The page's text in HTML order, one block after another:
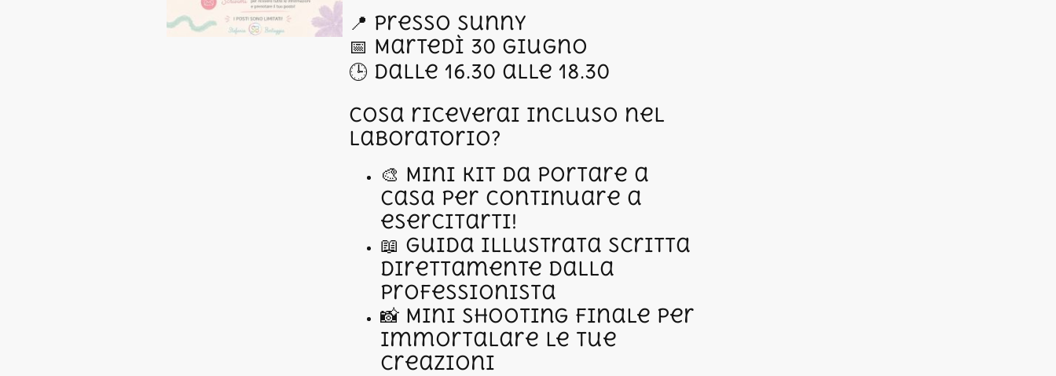
📍 Presso Sunny
📅 Martedì 30 Giugno
🕒 Dalle 16.30 alle 18.30
Cosa riceverai incluso nel
laboratorio?
🎨 Mini Kit da portare a
casa per continuare a
esercitarti!
📖 Guida Illustrata scritta
direttamente dalla
professionista
📸 Mini Shooting Finale per
immortalare le tue
creazioni